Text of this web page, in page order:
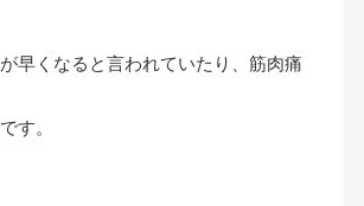
早くなると言われていたり、筋肉痛
す。